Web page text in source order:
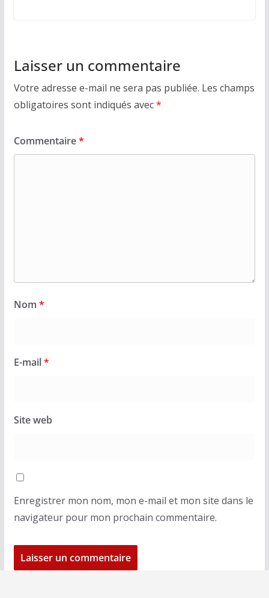
Laisser un commentaire
Votre adresse e-mail ne sera pas publiée. Les champs
obligatoires sont indiqués avec*
Commentaire*
Nom *
E-mail*
Site web
Enregistrer mon nom, mon e-mail et mon site dans le
navigateur pour mon prochain commentaire.